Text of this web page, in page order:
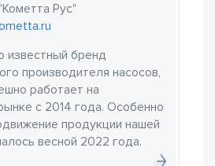
Рус"
известный бренд
производителя насосов,
работает на
с 2014 года. Особенно
продукции нашей
весной 2022 года.